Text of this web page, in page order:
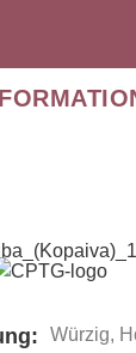
Würzig,